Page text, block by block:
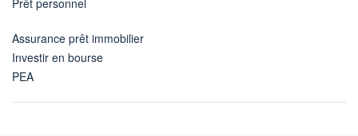
Assurance prêt immobilier
Investir en bourse
PEA